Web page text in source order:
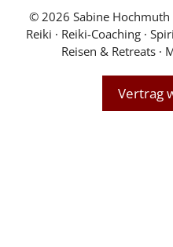
© 2026 Sabine Hochmuth
Reiki ∙ Reiki-Coaching ∙
Reisen & Retreats
Vertrag